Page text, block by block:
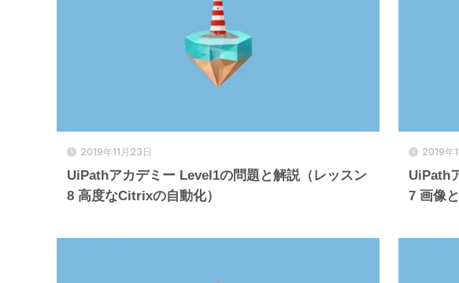
2019年11月23日
UiPathアカデミー Level1の問題と解説（レッスン
8 高度なCitrixの自動化）
2019年
UiPath
7 画像